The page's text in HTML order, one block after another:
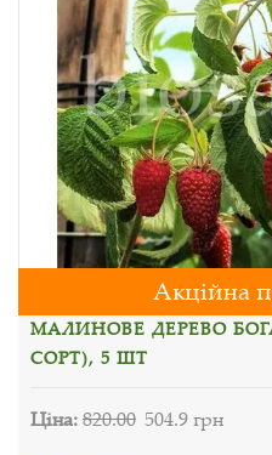
Акційна
МАЛИНОВЕ ДЕРЕВО
СОРТ), 5 ШТ
Ціна:820.00 504.9 грн